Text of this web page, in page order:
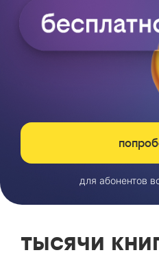
для абонентов
тысячи